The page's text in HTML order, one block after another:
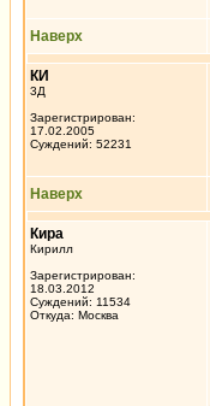
Наверх
КИ
3Д
Зарегистрирован:
17.02.2005
Суждений: 52231
Наверх
Кира
Кирилл
Зарегистрирован:
18.03.2012
Суждений: 11534
Откуда: Москва